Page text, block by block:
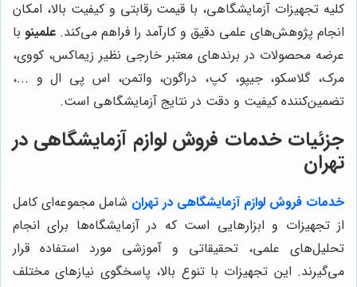
کلیه تجهیزات آزمایشگاهی، با قیمت رقابتی و کیفیت بالا، امکان
انجام پژوهش‌های علمی دقیق و کارآمد را فراهم می‌کند. علمینو با
عرضه محصولات در برندهای معتبر خارجی نظیر زیماکس، کووی،
مرک، گلاسکو، جیپو، کپ، دراگون، واتمن، اس پی ال و ...،
تضمین‌کننده کیفیت و دقت در نتایج آزمایشگاهی است.
جزئیات خدمات فروش لوازم آزمایشگاهی در
تهران
خدمات فروش لوازم آزمایشگاهی در تهران شامل مجموعه‌ای کامل
از تجهیزات و ابزارهایی است که در آزمایشگاه‌ها برای انجام
تحلیل‌های علمی، تحقیقاتی و آموزشی مورد استفاده قرار
می‌گیرند. این تجهیزات با تنوع بالا، پاسخگوی نیازهای مختلف